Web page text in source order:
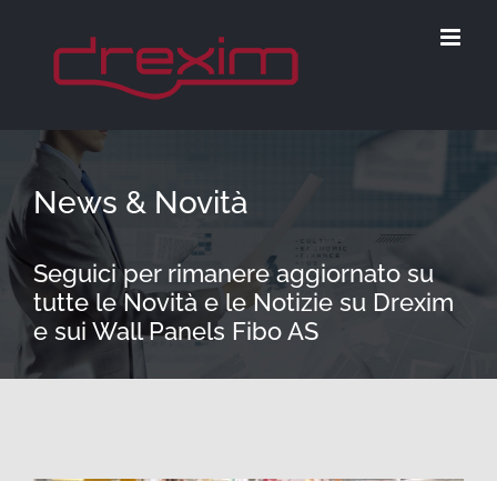
News & Novità
Seguici per rimanere aggiornato su
tutte le Novità e le Notizie su Drexim
e sui Wall Panels Fibo AS